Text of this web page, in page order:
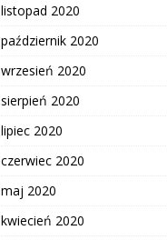
listopad 2020
październik 2020
wrzesień 2020
sierpień 2020
lipiec 2020
czerwiec 2020
maj 2020
kwiecień 2020